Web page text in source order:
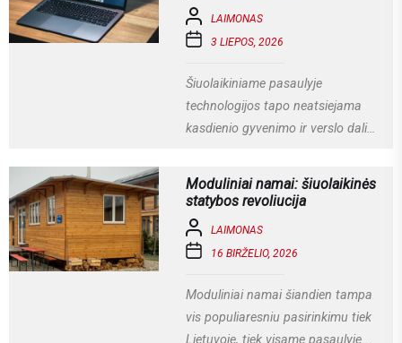
LAIMONAS
3 LIEPOS, 2026
Šiuolaikiniame pasaulyje
technologijos tapo neatsiejama
kasdienio gyvenimo ir verslo dalimi.
mokslams, kūrybai, komunikacijai ir
įvairioms specializuotoms
užduotims...
Moduliniai namai: šiuolaikinės
statybos revoliucija
LAIMONAS
16 BIRŽELIO, 2026
Moduliniai namai šiandien tampa
vis populiaresniu pasirinkimu tiek